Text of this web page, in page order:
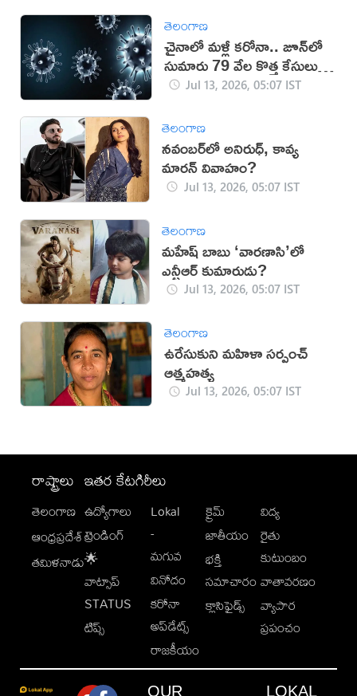
తెలంగాణ
చైనాలో మళ్లీ కరోనా.. జూన్‌లో
సుమారు 79 వేల కొత్త కేసులు
నమోదుJul 13, 2026, 05:07 IST
తెలంగాణ
నవంబర్‌లో అనిరుధ్, కావ్య
మారన్ వివాహం?
Jul 13, 2026, 05:07 IST
తెలంగాణ
మహేష్ బాబు ‘వారణాసి’లో
ఎన్టీఆర్ కుమారుడు?
Jul 13, 2026, 05:07 IST
తెలంగాణ
ఉరేసుకుని మహిళా సర్పంచ్
ఆత్మహత్య
Jul 13, 2026, 05:07 IST
రాష్ట్రాలు
తెలంగాణ
ఆంధ్రప్రదేశ్
తమిళనాడు
ఇతర కేటగిరీలు
ఉద్యోగాలు
ట్రెండింగ్
🌟
వాట్సాప్
STATUS
టిప్స్
Lokal
-
మగువ
వినోదం
కరోనా
అప్‌డేట్స్
రాజకీయం
క్రైమ్
జాతీయం
భక్తి
సమాచారం
క్లాసిఫైడ్స్
విద్య
రైతు
కుటుంబం
వాతావరణం
వ్యాపార
ప్రపంచం
OUR LOKAL